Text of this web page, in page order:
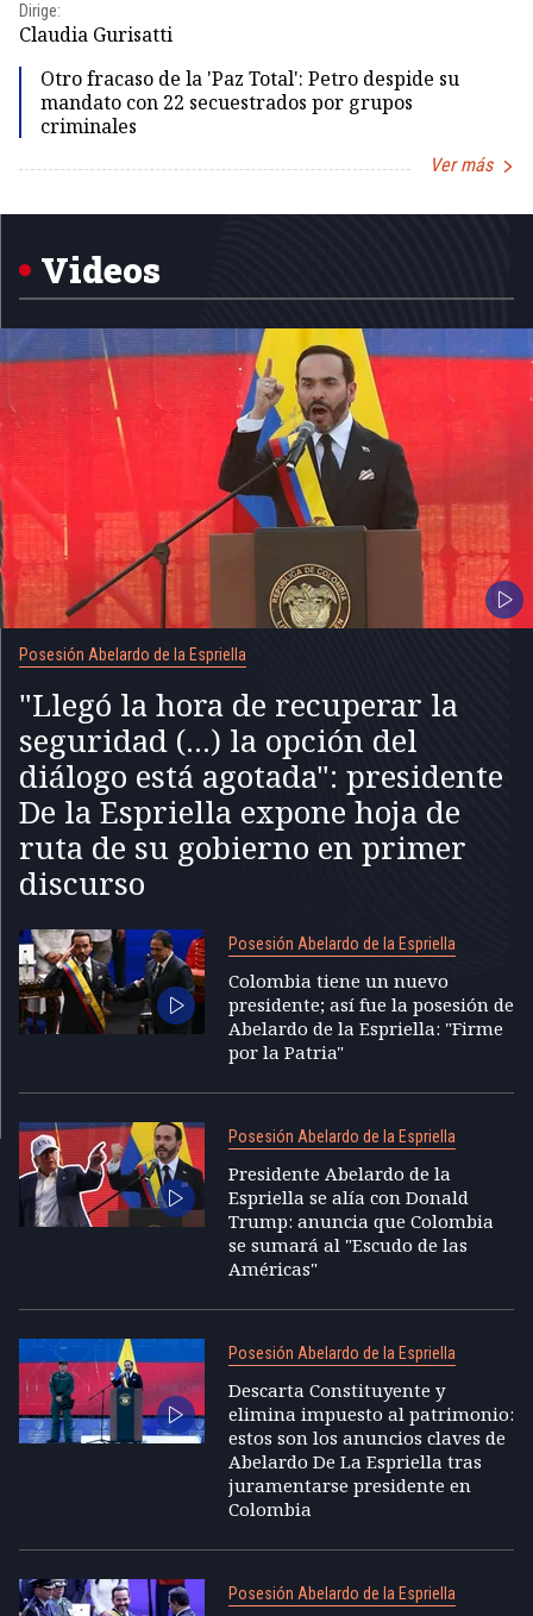
Dirige:
Claudia Gurisatti
Otro fracaso de la 'Paz Total': Petro despide su
mandato con 22 secuestrados por grupos
criminales
Ver más
Videos
Posesión Abelardo de la Espriella
"Llegó la hora de recuperar la
seguridad (...) la opción del
diálogo está agotada": presidente
De la Espriella expone hoja de
ruta de su gobierno en primer
discurso
Posesión Abelardo de la Espriella
Colombia tiene un nuevo
presidente; así fue la posesión de
Abelardo de la Espriella: "Firme
por la Patria"
Posesión Abelardo de la Espriella
Presidente Abelardo de la
Espriella se alía con Donald
Trump: anuncia que Colombia
se sumará al "Escudo de las
Américas"
Posesión Abelardo de la Espriella
Descarta Constituyente y
elimina impuesto al patrimonio:
estos son los anuncios claves de
Abelardo De La Espriella tras
juramentarse presidente en
Colombia
Posesión Abelardo de la Espriella